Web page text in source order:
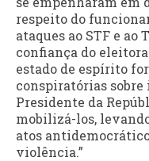
respeito do
ataques ao STF e ao
confiança do
estado de espírito
conspiratórias
Presidente da
mobilizá-los,
atos
violência.”